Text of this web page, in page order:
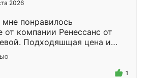
2026
понравилось
от компании Ренессанс от
Подходяшщая цена и
изготовления. Приехавший
Владислав
моему эскизу самый
1